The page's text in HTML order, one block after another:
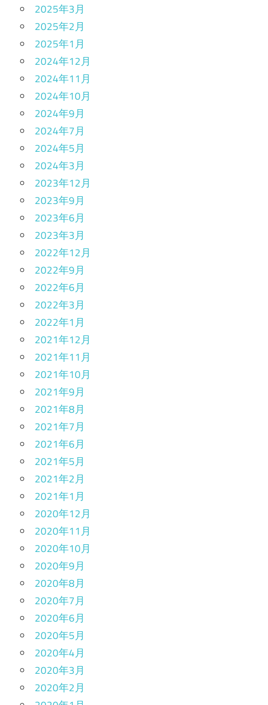
2025年3月
2025年2月
2025年1月
2024年12月
2024年11月
2024年10月
2024年9月
2024年7月
2024年5月
2024年3月
2023年12月
2023年9月
2023年6月
2023年3月
2022年12月
2022年9月
2022年6月
2022年3月
2022年1月
2021年12月
2021年11月
2021年10月
2021年9月
2021年8月
2021年7月
2021年6月
2021年5月
2021年2月
2021年1月
2020年12月
2020年11月
2020年10月
2020年9月
2020年8月
2020年7月
2020年6月
2020年5月
2020年4月
2020年3月
2020年2月